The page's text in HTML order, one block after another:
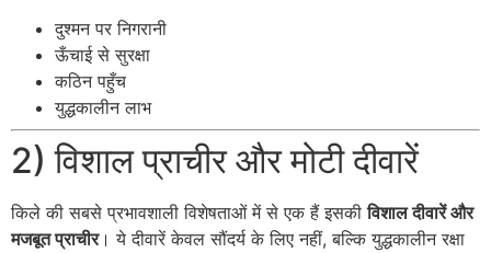
दुश्मन पर निगरानी
ऊँचाई से सुरक्षा
कठिन पहुँच
युद्धकालीन लाभ
2) विशाल प्राचीर और मोटी दीवारें
किले की सबसे प्रभावशाली विशेषताओं में से एक हैं इसकीविशाल दीवारें और
मजबूत प्राचीर। ये दीवारें केवल सौंदर्य के लिए नहीं, बल्कि युद्धकालीन रक्षा